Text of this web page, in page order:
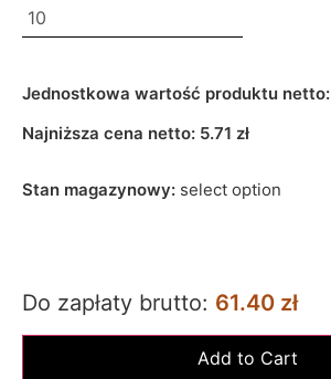
Jednostkowa wartość produktu netto:
Najniższa cena netto: 5.71 zł
Stan magazynowy: select option
Do zapłaty brutto: 61.40 zł